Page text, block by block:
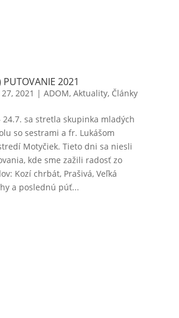
2021
2021 | ADOM, Aktuality, Články
24.7. sa stretla skupinka mladých
so sestrami a fr. Lukášom
Motyčiek. Tieto dni sa niesli
kde sme zažili radosť zo
Kozí chrbát, Prašivá, Veľká
a poslednú púť...